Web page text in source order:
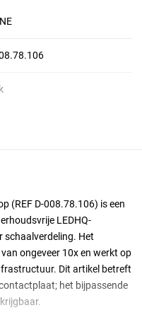
(REF D-008.78.106) is een
LEDHQ-
schaalverdeling. Het
ongeveer 10x en werkt op
Dit artikel betreft
het bijpassende